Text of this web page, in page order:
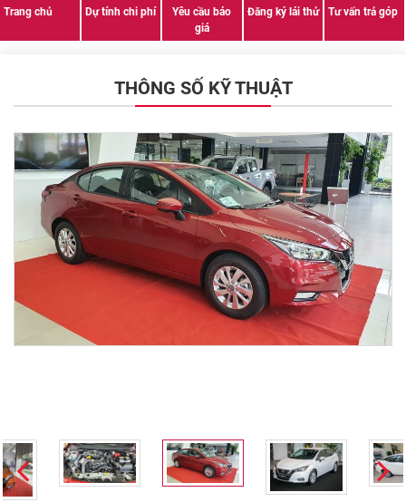
THÔNG SỐ KỸ THUẬT
Trang chủ Dự tính chi phí
Yêu cầu báo
giá
Đăng ký lái thử Tư vấn trả góp